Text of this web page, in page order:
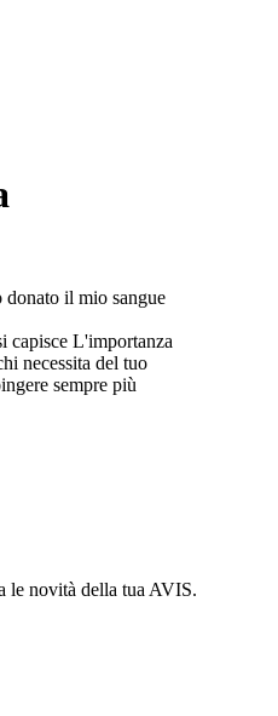
il mio sangue
capisce L'importanza
necessita del tuo
sempre più
le novità della tua AVIS.